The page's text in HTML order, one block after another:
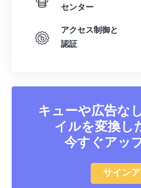
センター
アクセス制御と
認証
キューや広告な
イルを変換し
今すぐアッ
サイン